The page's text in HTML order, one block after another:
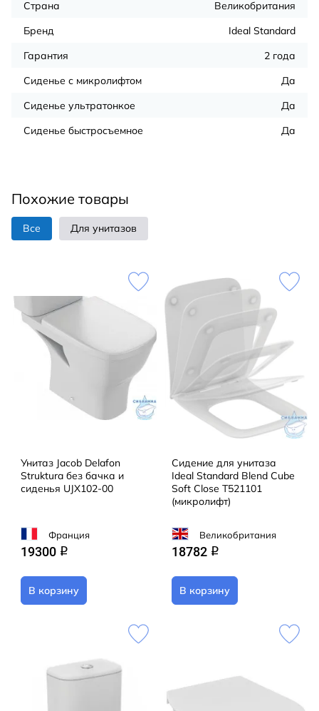
Страна
Великобритания
Бренд
Ideal Standard
Гарантия
2 года
Сиденье с микролифтом
Да
Сиденье ультратонкое
Да
Cиденье быстросъемное
Да
Похожие товары
Все Для унитазов
Унитаз Jacob Delafon
Struktura без бачка и
сиденья UJX102-00
Франция
19300 q
В корзину
Сидение для унитаза
Ideal Standard Blend Cube
Soft Close T521101
(микролифт)
Великобритания
18782 q
В корзину